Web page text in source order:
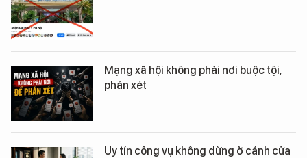
Mạng xã hội không phải nơi buộc tội,
phán xét
Uy tín công vụ không dừng ở cánh cửa